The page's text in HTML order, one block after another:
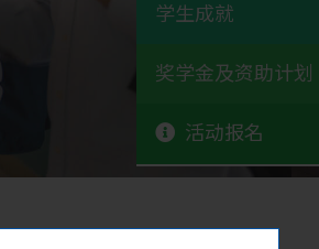
学生成就
奖学金及资助计划
活动报名